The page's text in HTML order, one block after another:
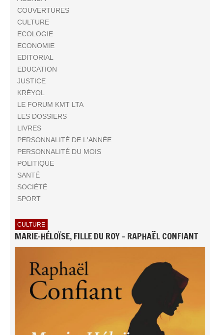
COUVERTURES
CULTURE
ECOLOGIE
ECONOMIE
EDITORIAL
EDUCATION
JUSTICE
KRÉYOL
LE FORUM KMT LTA
LES DOSSIERS
LIVRES
PERSONNALITÉ DE L'ANNÉE
PERSONNALITÉ DU MOIS
POLITIQUE
SANTÉ
SOCIÉTÉ
SPORT
CULTURE
MARIE-HÉLOÏSE, FILLE DU ROY - RAPHAËL CONFIANT